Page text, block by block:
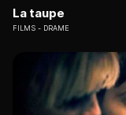
La taupe
FILMS DRAME